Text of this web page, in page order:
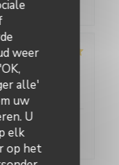
weer
alle'
uw
U
elk
op het
Kwaliteit / Prijs